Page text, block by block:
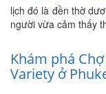
lịch đó là đền thờ
người vừa cảm thấy
Khám phá
Variety ở